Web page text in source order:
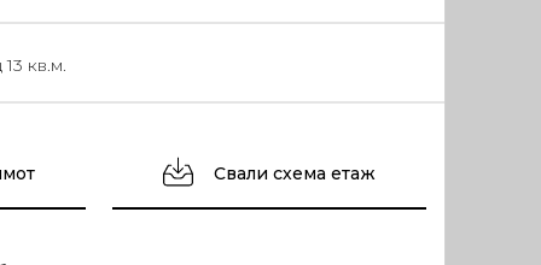
кв.м.
Свали схема етаж